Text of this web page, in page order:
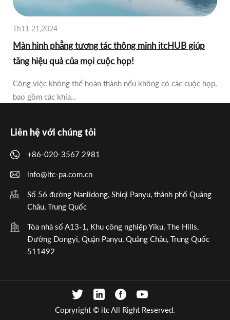
Th11 21,2024
Màn hình phẳng tương tác thông minh itcHUB giúp
tăng hiệu quả của mọi cuộc họp!
Công việc không thể hoàn thành nếu không có các cuộc họp,
bao gồm các khía…
Liên hệ với chúng tôi
+86-020-3567 2981
info@itc-pa.com.cn
Số 56 đường Nanlidong, Shiqi Panyu, thành phố Quảng
Châu, Trung Quốc
Tòa nhà số A13-1, Khu công nghiệp Yiku, The Hills,
Đường Dongyi, Quận Panyu, Quảng Châu, Trung Quốc
511492
Copryright © itc All Right Reserved.